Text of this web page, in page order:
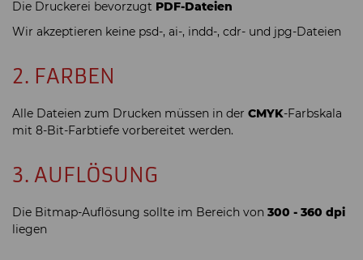
Die Druckerei bevorzugt PDF-Dateien
Wir akzeptieren keine psd-, ai-, indd-, cdr- und jpg-Dateien
2. FARBEN
Alle Dateien zum Drucken müssen in der CMYK-Farbskala
mit 8-Bit-Farbtiefe vorbereitet werden.
3. AUFLÖSUNG
Die Bitmap-Auflösung sollte im Bereich von 300 - 360 dpi
liegen